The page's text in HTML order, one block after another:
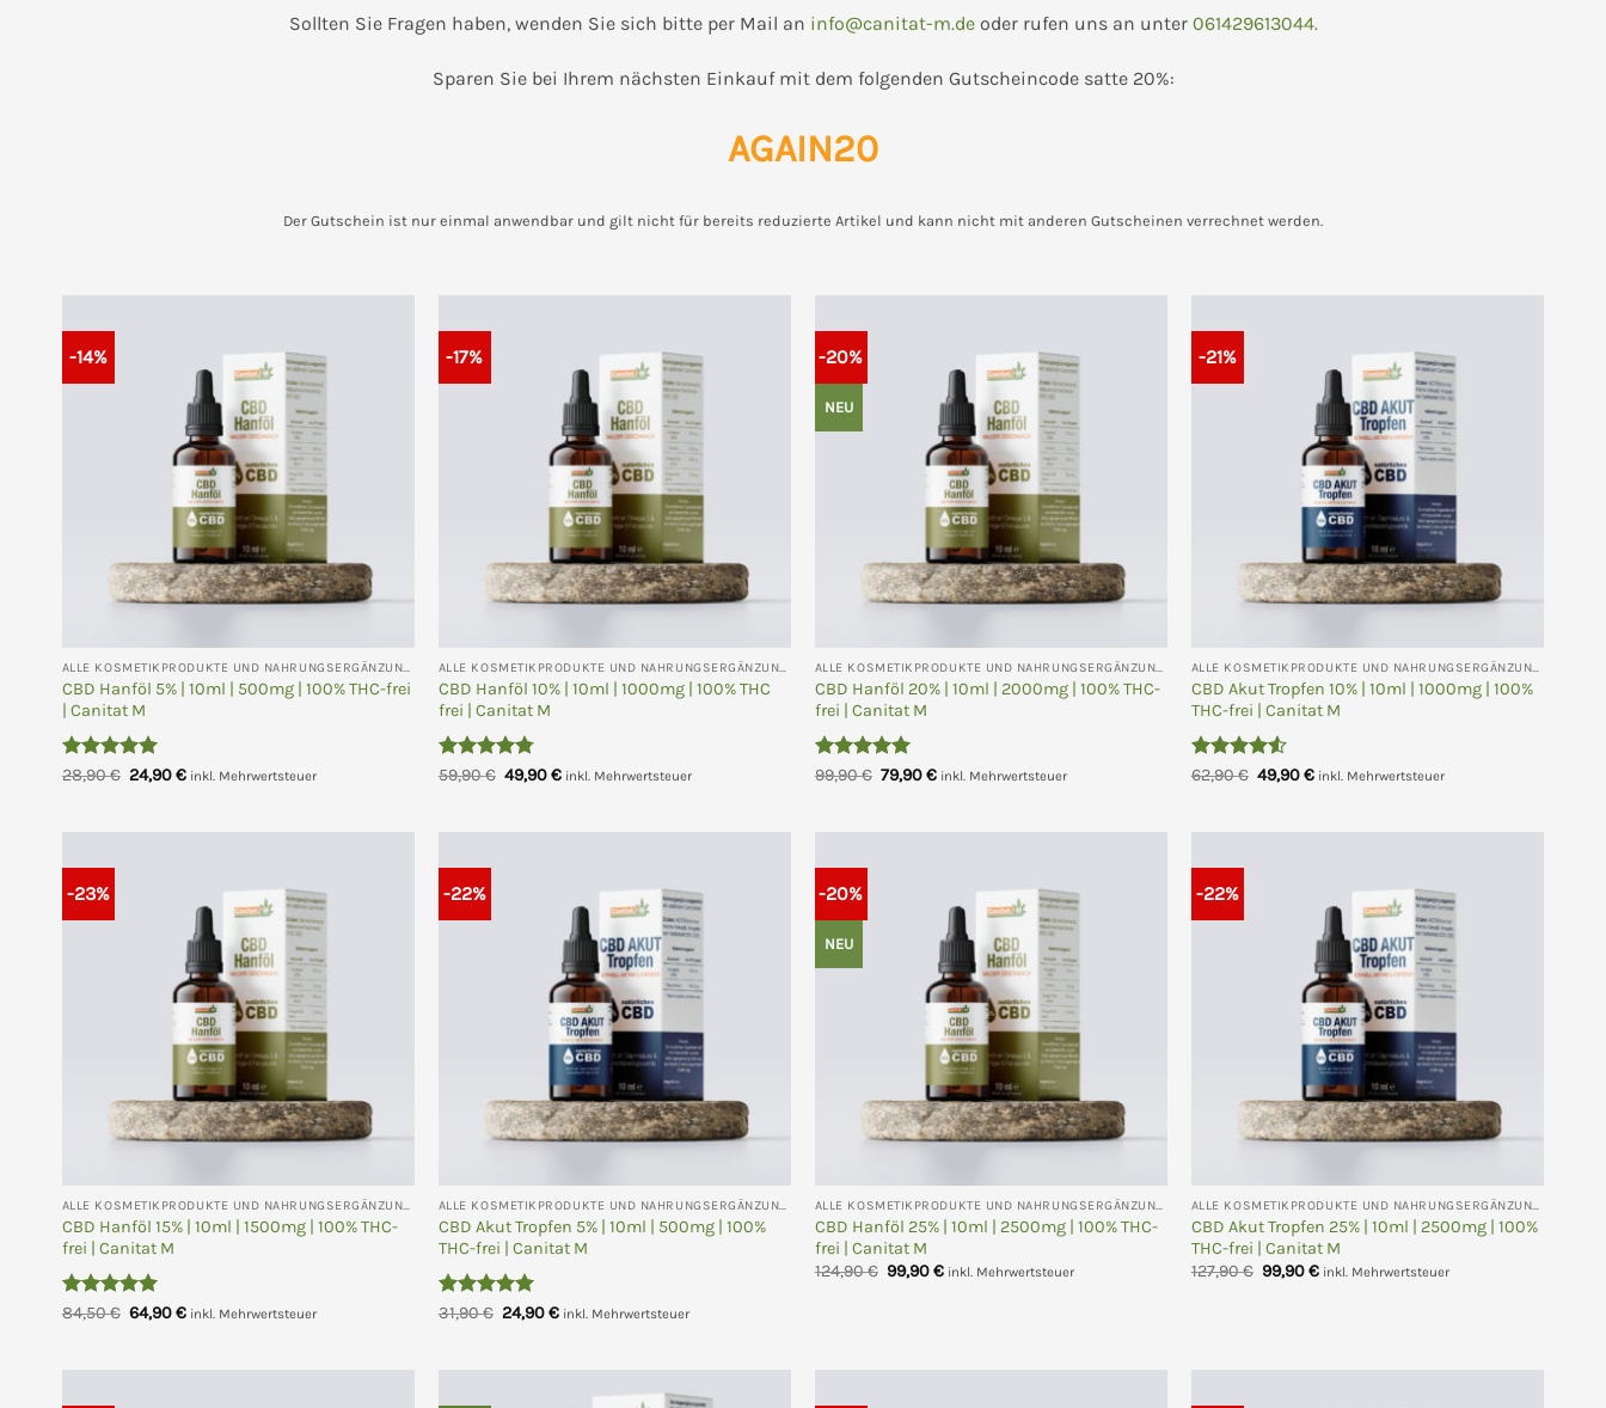
Sollten Sie Fragen haben, wenden Sie sich bitte per Mail an info@canitat-m.deoder rufen uns an unter 061429613044.
Sparen Sie bei Ihrem nächsten Einkauf mit dem folgenden Gutscheincode satte 20%:
AGAIN20
Der Gutschein ist nur einmal anwendbar und gilt nicht für bereits reduzierte Artikel und kann nicht mit anderen Gutscheinen verrechnet werden.
-14%
ALLE KOSMETIKPRODUKTE UND NAHRUNGSERGÄNZUNGEN
CBD Hanföl 5% | 10ml | 500mg | 100% THC-frei
| Canitat M
Bewertet
28,90€ Ursprünglicher
24,90€Aktueller
inkl. Mehrwertsteuer
-17%
ALLE KOSMETIKPRODUKTE UND NAHRUNGSERGÄNZUNGEN
CBD Hanföl 10% | 10ml | 1000mg | 100% THC
frei | Canitat M
Bewertet
59,90€ Ursprünglicher
49,90€Aktueller
inkl. Mehrwertsteuer
-20%
NEU
ALLE KOSMETIKPRODUKTE UND NAHRUNGSERGÄNZUNGEN
CBD Hanföl 20% | 10ml | 2000mg | 100% THC-
frei | Canitat M
Bewertet
99,90€ Ursprünglicher
79,90€Aktueller
inkl. Mehrwertsteuer
-21%
ALLE KOSMETIKPRODUKTE UND NAHRUNGSERGÄNZUNGEN
CBD Akut Tropfen 10% | 10ml | 1000mg | 100%
THC-frei | Canitat M
Bewertet
62,90€ Ursprünglicher
49,90€Aktueller
inkl. Mehrwertsteuer
-23%
ALLE KOSMETIKPRODUKTE UND NAHRUNGSERGÄNZUNGEN
CBD Hanföl 15% | 10ml | 1500mg | 100% THC-
frei | Canitat M
Bewertet
84,50€ Ursprünglicher
64,90€Aktueller
inkl. Mehrwertsteuer
-22%
ALLE KOSMETIKPRODUKTE UND NAHRUNGSERGÄNZUNGEN
CBD Akut Tropfen 5% | 10ml | 500mg | 100%
THC-frei | Canitat M
Bewertet
31,90€ Ursprünglicher
24,90€Aktueller
inkl. Mehrwertsteuer
-20%
NEU
ALLE KOSMETIKPRODUKTE UND NAHRUNGSERGÄNZUNGEN
CBD Hanföl 25% | 10ml | 2500mg | 100% THC-
frei | Canitat M
124,90€ Ursprünglicher
99,90€Aktueller
inkl. Mehrwertsteuer
-22%
ALLE KOSMETIKPRODUKTE UND NAHRUNGSERGÄNZUNGEN
CBD Akut Tropfen 25% | 10ml | 2500mg | 100%
THC-frei | Canitat M
127,90€ Ursprünglicher
99,90€Aktueller
inkl. Mehrwertsteuer